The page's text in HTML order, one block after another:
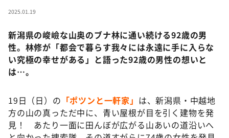
これ余談なんですけど・・・
て真剣です
探偵！ナイトスクープ
news おかえり
DAIGOも台所 ～きょうの献立 何にする？～
本日はダイアンなり！シーズン２
2025.01.19
新潟県の峻嶮な山奥のブナ林に通い続ける92歳の男
性。林修が「都会で暮らす我々には永遠に手に入らな
い究極の幸せがある」と語った92歳の男性の想いと
は…。
19日（日）の 「ポツンと一軒家」 は、新潟県・中越地
方の山の真っただ中に、青い屋根が目を引く建物を発
見！ あたり一面に田んぼが広がる山あいの道沿いへ